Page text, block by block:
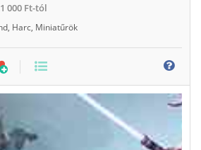
000 Ft-tól
Harc Miniatűrök